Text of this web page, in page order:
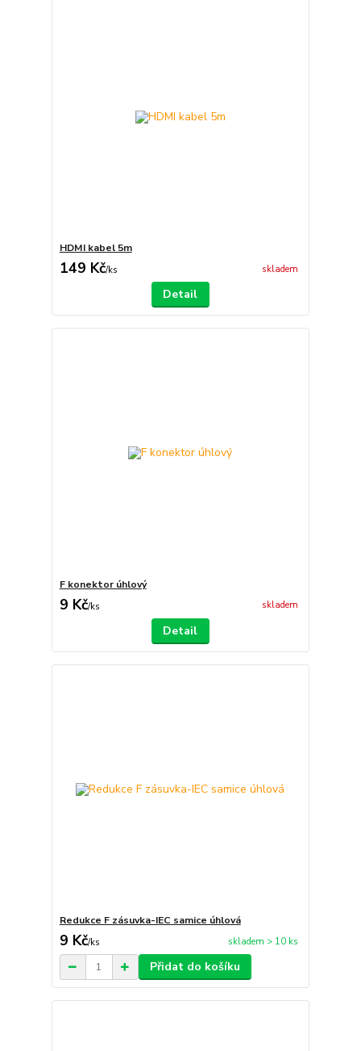
HDMI kabel 5m
149 Kč/ks skladem
Detail
F konektor úhlový
9 Kč/ks skladem
Detail
Redukce F zásuvka-IEC samice úhlová
9 Kč/ks skladem > 10 ks
Přidat do košíku